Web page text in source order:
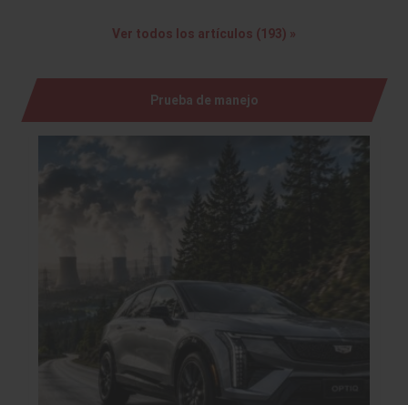
Ver todos los artículos (193) »
Prueba de manejo